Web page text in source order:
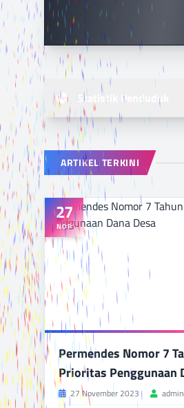
Statistik Penduduk
ARTIKEL TERKINI
27
NOP
Permendes Nomor 7
Prioritas Penggunaan
27 November 2023